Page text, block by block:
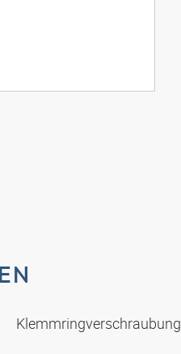
Klemmringverschraubung